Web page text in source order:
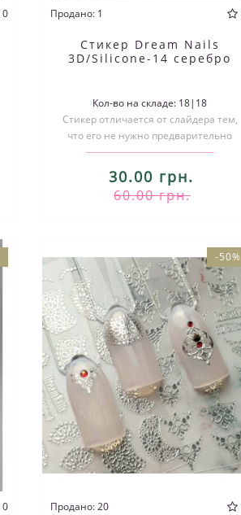
0 Продано: 1
Стикер Dream Nails
3D/Silicone-14 серебро
Кол-во на складе: 18|18
Стикер отличается от слайдера тем,
что его не нужно предварительно
вырезать по размеру и размачивать..
30.00 грн.
60.00 грн.
0
-50%
Продано: 20